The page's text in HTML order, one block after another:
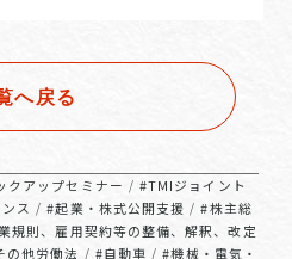
へ戻る
クアップセミナー /#TMIジョイント
ス /#起業・株式公開支援 /#株主総
規則、雇用契約等の整備、解釈、改定
の他労働法 / #自動車 /#機械・電気・